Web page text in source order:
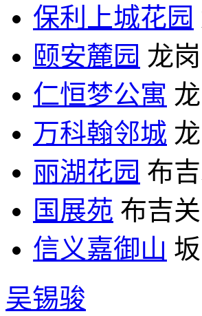
保利上城花园
颐安麓园 龙
仁恒梦公寓
万科翰邻城
丽湖花园 布
国展苑 布吉关
信义嘉御山
吴锡骏